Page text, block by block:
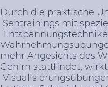
Durch die praktische
Sehtrainings mit
mehr Angesichts des
Gehirn stattfindet,